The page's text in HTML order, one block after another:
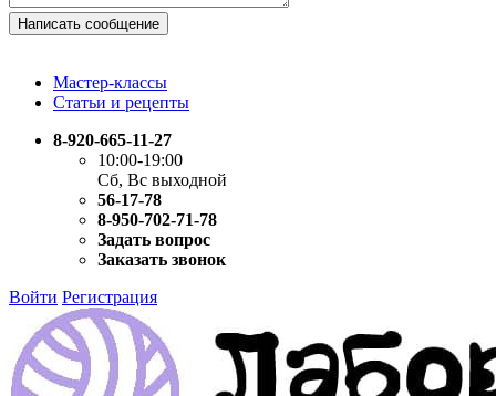
Написать сообщение
Мастер-классы
Статьи и рецепты
8-920-665-11-27
10:00-19:00
Сб, Вс выходной
56-17-78
8-950-702-71-78
Задать вопрос
Заказать звонок
Войти Регистрация